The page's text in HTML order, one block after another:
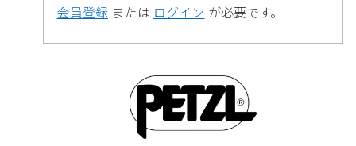
会員登録 または ログイン が必要です。